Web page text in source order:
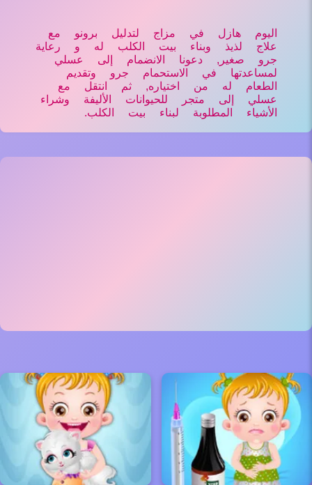
اليوم هازل في مزاج لتدليل برونو مع
علاج لذيذ وبناء بيت الكلب له و رعاية
جرو صغير, دعونا الانضمام إلى عسلي
لمساعدتها في الاستحمام جرو وتقديم
الطعام له من اختياره, ثم انتقل مع
عسلي إلى متجر للحيوانات الأليفة وشراء
الأشياء المطلوبة لبناء بيت الكلب.